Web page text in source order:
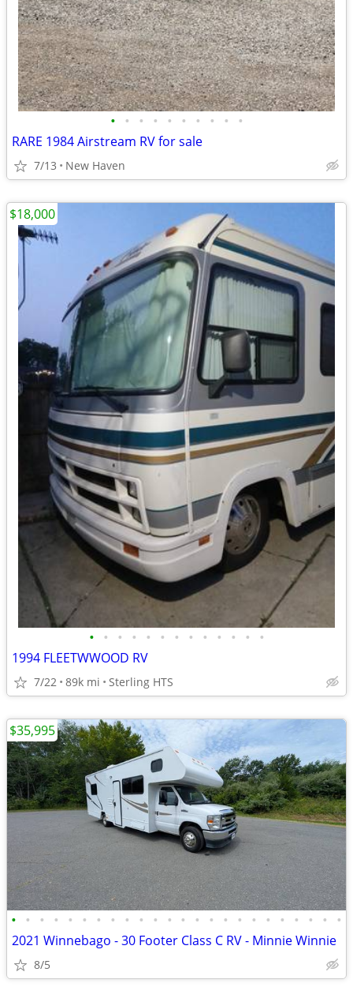
• • • • • • • • • •
RARE 1984 Airstream RV for sale
7/13 New Haven
• • • • • • • • • • • • •
1994 FLEETWWOOD RV
7/22 89k mi Sterling HTS
$18,000
• • • • • • • • • • • • • • • • • • • • • • • •
2021 Winnebago - 30 Footer Class C RV - Minnie Winnie
8/5
$35,995